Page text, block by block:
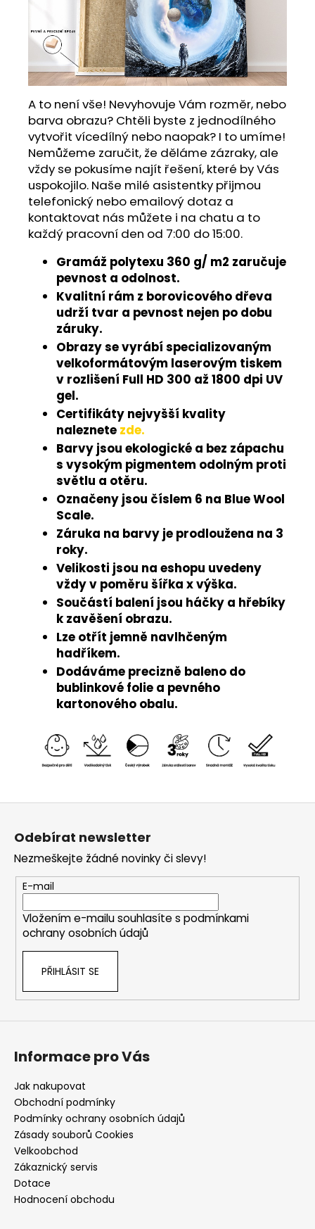
A to není vše! Nevyhovuje Vám rozměr, nebo
barva obrazu? Chtěli byste z jednodílného
vytvořit vícedílný nebo naopak? I to umíme!
Nemůžeme zaručit, že děláme zázraky, ale
vždy se pokusíme najít řešení, které by Vás
uspokojilo. Naše milé asistentky přijmou
telefonický nebo emailový dotaz a
kontaktovat nás můžete i na chatu a to
každý pracovní den od 7:00 do 15:00.
Gramáž polytexu 360 g/ m2 zaručuje
pevnost a odolnost.
Kvalitní rám z borovicového dřeva
udrží tvar a pevnost nejen po dobu
záruky.
Obrazy se vyrábí specializovaným
velkoformátovým laserovým tiskem
v rozlišení Full HD 300 až 1800 dpi UV
gel.
Certifikáty nejvyšší kvality
naleznete zde.
Barvy jsou ekologické a bez zápachu
s vysokým pigmentem odolným proti
světlu a otěru.
Označeny jsou číslem 6 na Blue Wool
Scale.
Záruka na barvy je prodloužena na 3
roky.
Velikosti jsou na eshopu uvedeny
vždy v poměru šířka x výška.
Součástí balení jsou háčky a hřebíky
k zavěšení obrazu.
Lze otřít jemně navlhčeným
hadříkem.
Dodáváme precizně baleno do
bublinkové folie a pevného
kartonového obalu.
Z
Odebírat newsletter
Nezmeškejte žádné novinky či slevy!
E-mail
Vložením e-mailu souhlasíte s podmínkami
ochrany osobních údajů
PŘIHLÁSIT SE
Informace pro Vás
Jak nakupovat
Obchodní podmínky
Podmínky ochrany osobních údajů
Zásady souborů Cookies
Velkoobchod
Zákaznický servis
Dotace
Hodnocení obchodu